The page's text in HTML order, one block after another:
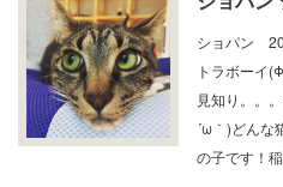
ショパン
トラボーイ
見知り。。
´ω｀)どんな
の子です！